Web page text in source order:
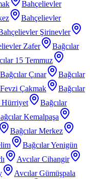
Bahçelievler
Bahçelievler
Şirinevler
Zafer
Bağcılar
15 Temmuz
Bağcılar Çınar
Bağcılar
Çakmak
Bağcılar
Hürriyet
Bağcılar
Kemalpaşa
Bağcılar Merkez
Bağcılar Yenigün
Avcılar Cihangir
Avcılar Gümüşpala